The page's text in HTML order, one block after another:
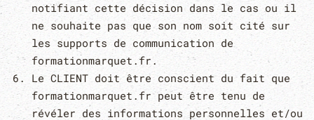
notifiant cette décision dans le cas ou il
ne souhaite pas que son nom soit cité sur
les supports de communication de
formationmarquet.fr.
Le CLIENT doit être conscient du fait que
formationmarquet.fr peut être tenu de
révéler des informations personnelles et/ou